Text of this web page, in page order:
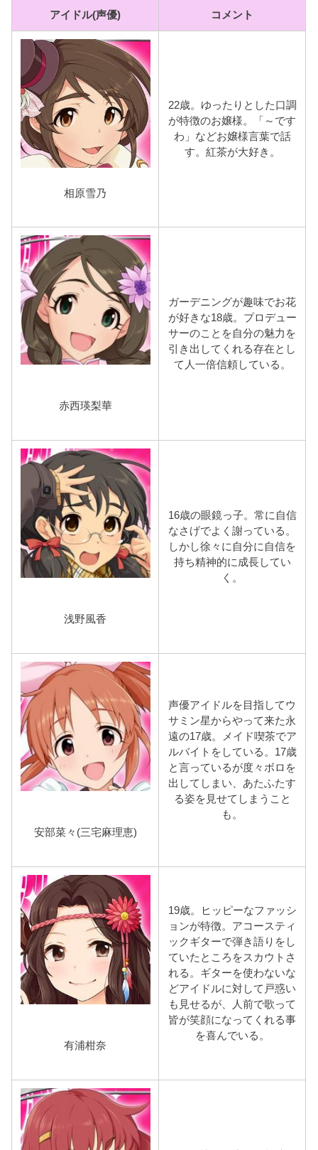
アイドル(声優) コメント
相原雪乃
22歳。ゆったりとした口調
が特徴のお嬢様。「～です
わ」などお嬢様言葉で話
す。紅茶が大好き。
赤西瑛梨華
ガーデニングが趣味でお花
が好きな18歳。プロデュー
サーのことを自分の魅力を
引き出してくれる存在とし
て人一倍信頼している。
浅野風香
16歳の眼鏡っ子。常に自信
なさげでよく謝っている。
しかし徐々に自分に自信を
持ち精神的に成長してい
く。
安部菜々(三宅麻理恵)
声優アイドルを目指してウ
サミン星からやって来た永
遠の17歳。メイド喫茶でア
ルバイトをしている。17歳
と言っているが度々ボロを
出してしまい、あたふたす
る姿を見せてしまうこと
も。
有浦柑奈
19歳。ヒッピーなファッシ
ョンが特徴。アコースティ
ックギターで弾き語りをし
ていたところをスカウトさ
れる。ギターを使わないな
どアイドルに対して戸惑い
も見せるが、人前で歌って
皆が笑顔になってくれる事
を喜んでいる。